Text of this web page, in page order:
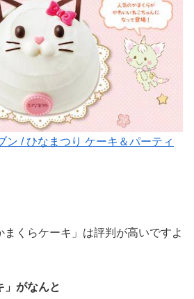
ン / ひなまつり ケーキ＆パーティ
まくらケーキ」は評判が高いですよ
」がなんと